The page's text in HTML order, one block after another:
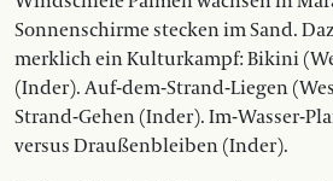
Sonnenschirme stecken im Sand.
merklich ein Kulturkampf: Bikini
(Inder). Auf-dem-Strand-Liegen
Strand-Gehen (Inder). Im-Wasser-
versus Draußenbleiben (Inder).